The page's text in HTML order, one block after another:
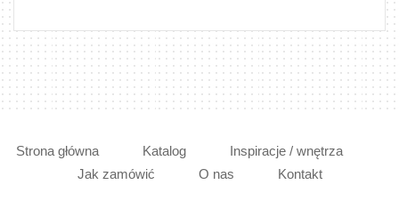
Strona główna Katalog
Inspiracje / wnętrza
Jak zamówić
O nas Kontakt